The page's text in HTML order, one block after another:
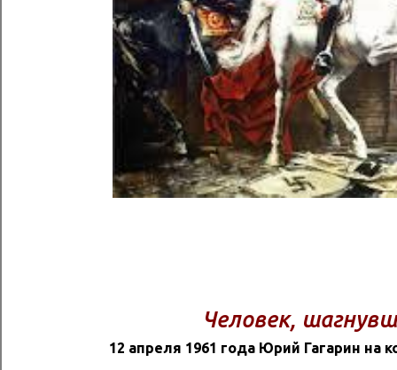
Человек,
12 апреля 1961 года Юрий Гагарин на